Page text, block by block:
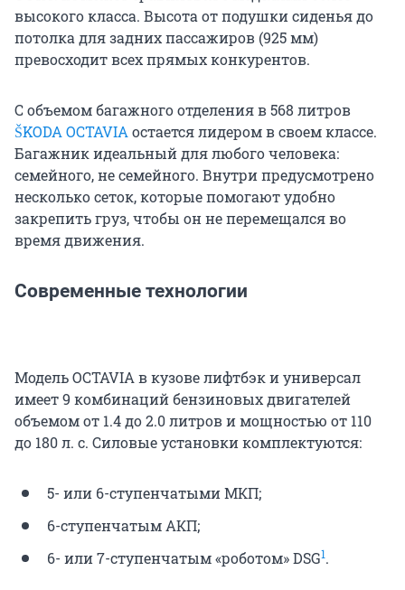
высокого класса. Высота от подушки сиденья до
потолка для задних пассажиров (925 мм)
превосходит всех прямых конкурентов.
С объемом багажного отделения в 568 литров
ŠKODA OCTAVIAостается лидером в своем классе.
Багажник идеальный для любого человека:
семейного, не семейного. Внутри предусмотрено
несколько сеток, которые помогают удобно
закрепить груз, чтобы он не перемещался во
время движения.
Современные технологии
Модель OCTAVIA в кузове лифтбэк и универсал
имеет 9 комбинаций бензиновых двигателей
объемом от 1.4 до 2.0 литров и мощностью от 110
до 180 л. с. Силовые установки комплектуются:
5- или 6-ступенчатыми МКП;
6-ступенчатым АКП;
6- или 7-ступенчатым «роботом» DSG1.